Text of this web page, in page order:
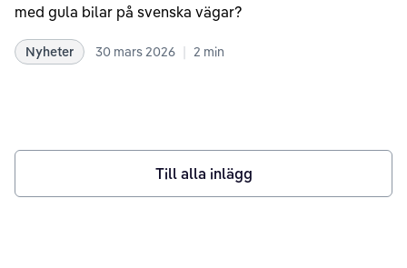
med gula bilar på svenska vägar?
Nyheter 30 mars 2026 | 2 min
Till alla inlägg